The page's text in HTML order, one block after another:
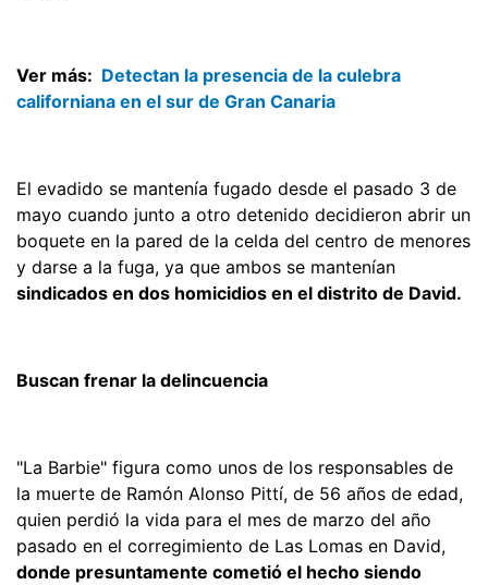
Ver más: Detectan la presencia de la culebra
californiana en el sur de Gran Canaria
El evadido se mantenía fugado desde el pasado 3 de
mayo cuando junto a otro detenido decidieron abrir un
boquete en la pared de la celda del centro de menores
y darse a la fuga, ya que ambos se mantenían
sindicados en dos homicidios en el distrito de David.
Buscan frenar la delincuencia
"La Barbie" figura como unos de los responsables de
la muerte de Ramón Alonso Pittí, de 56 años de edad,
quien perdió la vida para el mes de marzo del año
pasado en el corregimiento de Las Lomas en David,
donde presuntamente cometió el hecho siendo